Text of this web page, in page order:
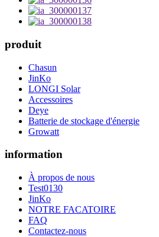
produit
Chasun
JinKo
LONGI Solar
Accessoires
Deye
Batterie de stockage d'énergie
Growatt
information
À propos de nous
Test0130
JinKo
NOTRE FACATOIRE
FAQ
Contactez-nous